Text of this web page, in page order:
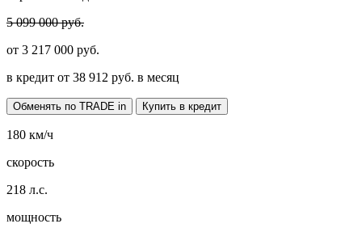
5 099 000 руб.
от 3 217 000 руб.
в кредит от 38 912 руб. в месяц
Обменять по TRADE in Купить в кредит
180 км/ч
скорость
218 л.с.
мощность